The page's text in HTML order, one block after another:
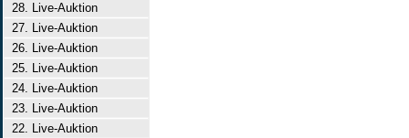
28. Live-Auktion
27. Live-Auktion
26. Live-Auktion
25. Live-Auktion
24. Live-Auktion
23. Live-Auktion
22. Live-Auktion